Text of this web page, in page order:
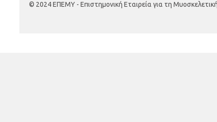
© 2024 ΕΠΕΜΥ - Επιστημονική Εταιρεία για τη